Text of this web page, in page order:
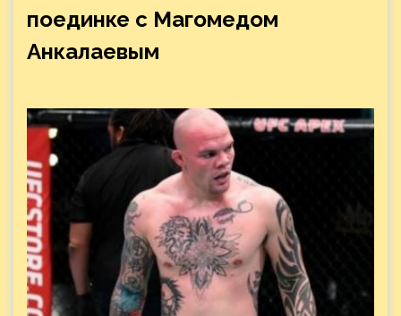
поединке с Магомедом
Анкалаевым